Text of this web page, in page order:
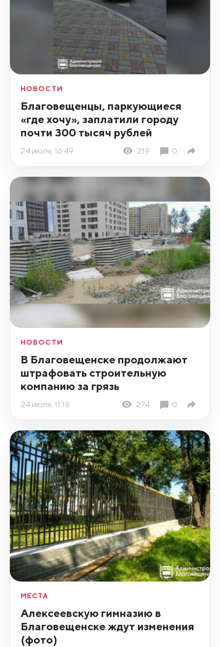
НОВОСТИ
Благовещенцы, паркующиеся
«где хочу», заплатили городу
почти 300 тысяч рублей
24 июля, 16:49 219 0
НОВОСТИ
В Благовещенске продолжают
штрафовать строительную
компанию за грязь
24 июля, 11:18 274 0
МЕСТА
Алексеевскую гимназию в
Благовещенске ждут изменения
(фото)